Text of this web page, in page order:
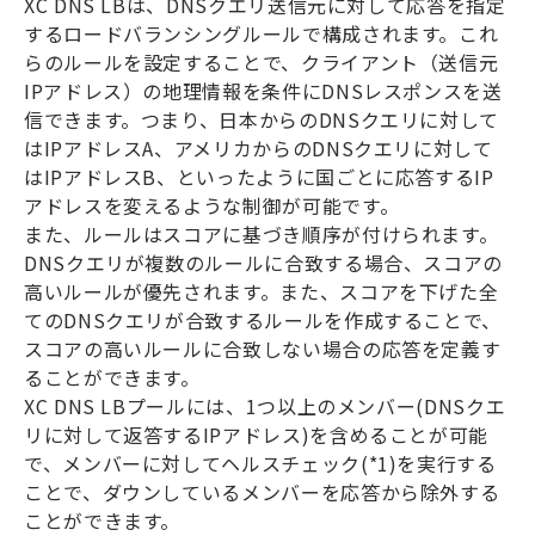
するロードバランシングルールで構成されます。これ
らのルールを設定することで、クライアント（送信元
IPアドレス）の地理情報を条件にDNSレスポンスを送
信できます。つまり、日本からのDNSクエリに対して
はIPアドレスA、アメリカからのDNSクエリに対して
はIPアドレスB、といったように国ごとに応答するIP
アドレスを変えるような制御が可能です。
また、ルールはスコアに基づき順序が付けられます。
DNSクエリが複数のルールに合致する場合、スコアの
高いルールが優先されます。また、スコアを下げた全
てのDNSクエリが合致するルールを作成することで、
スコアの高いルールに合致しない場合の応答を定義す
ることができます。
XC DNS LBプールには、 1つ以上のメンバー(DNSクエ
リに対して返答するIPアドレス)を含めることが可能
で、メンバーに対してヘルスチェック(*1)を実行する
ことで、ダウンしているメンバーを応答から除外する
ことができます。